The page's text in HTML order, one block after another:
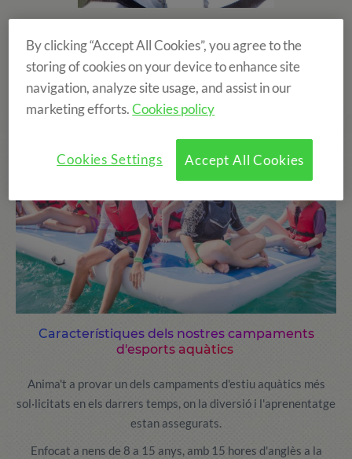
Característiques dels nostres campaments
d'esports aquàtics
Anima't a provar un dels campaments d'estiu aquàtics més
sol·licitats en els darrers temps, on la diversió i l'aprenentatge
estan assegurats.
Enfocat a nens de 8 a 15 anys, amb 15 hores d'anglès a la
By clicking “Accept All Cookies”, you agree to the
storing of cookies on your device to enhance site
navigation, analyze site usage, and assist in our
marketing efforts.Cookies policy
Accept All Cookies
Cookies Settings